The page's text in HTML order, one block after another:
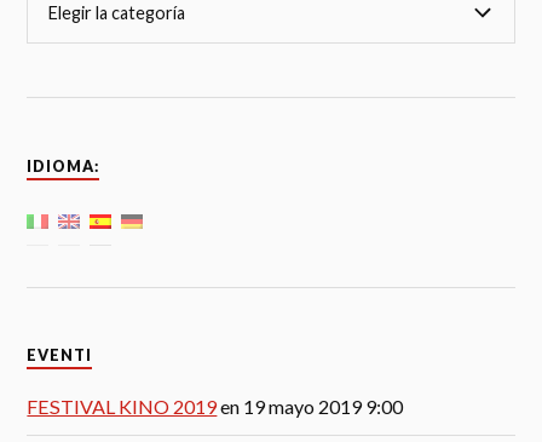
IDIOMA:
EVENTI
FESTIVAL KINO 2019en 19 mayo 2019 9:00